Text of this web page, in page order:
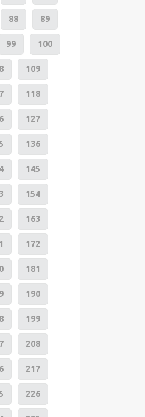
88 89
99 100
109
118
127
136
145
154
163
172
181
190
199
208
217
226